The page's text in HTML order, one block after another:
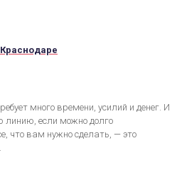
много времени, усилий и денег. И
линию, если можно долго
что вам нужно сделать, — это